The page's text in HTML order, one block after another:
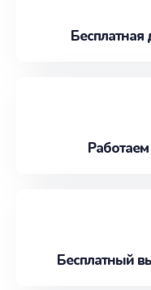
Бесплатная
Бесплатный